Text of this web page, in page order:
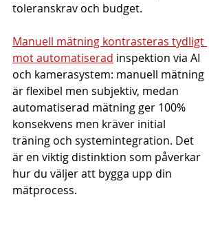
toleranskrav och budget.
Manuell mätning kontrasteras tydligt
mot automatiserad inspektion via AI
och kamerasystem: manuell mätning
är flexibel men subjektiv, medan
automatiserad mätning ger 100%
konsekvens men kräver initial
träning och systemintegration. Det
är en viktig distinktion som påverkar
hur du väljer att bygga upp din
mätprocess.